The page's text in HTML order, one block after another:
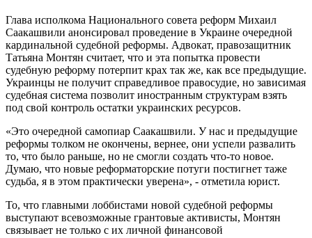
Глава исполкома Национального совета реформ Михаил
Саакашвили анонсировал проведение в Украине очередной
кардинальной судебной реформы. Адвокат, правозащитник
Татьяна Монтян считает, что и эта попытка провести
судебную реформу потерпит крах так же, как все предыдущие.
Украинцы не получит справедливое правосудие, но зависимая
судебная система позволит иностранным структурам взять
под свой контроль остатки украинских ресурсов.
«Это очередной самопиар Саакашвили. У нас и предыдущие
реформы толком не окончены, вернее, они успели развалить
то, что было раньше, но не смогли создать что-то новое.
Думаю, что новые реформаторские потуги постигнет таже
судьба, я в этом практически уверена», - отметила юрист.
То, что главными лоббистами новой судебной реформы
выступают всевозможные грантовые активисты, Монтян
связывает не только с их личной финансовой